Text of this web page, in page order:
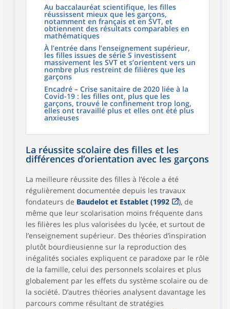
Au baccalauréat scientifique, les filles
réussissent mieux que les garçons,
notamment en français et en SVT, et
obtiennent des résultats comparables en
mathématiques
À l’entrée dans l’enseignement supérieur,
les filles issues de série S investissent
massivement les SVT et s’orientent vers un
nombre plus restreint de filières que les
garçons
Encadré – Crise sanitaire de 2020 liée à la
Covid-19 : les filles ont, plus que les
garçons, trouvé le confinement trop long,
elles ont travaillé plus et elles ont été plus
anxieuses
La réussite scolaire des filles et les
différences d’orientation avec les garçons
La meilleure réussite des filles à l’école a été
régulièrement documentée depuis les travaux
fondateurs de Baudelot et Establet (1992
), de
même que leur scolarisation moins fréquente dans
les filières les plus valorisées du lycée, et surtout de
l’enseignement supérieur. Des théories d’inspiration
plutôt bourdieusienne sur la reproduction des
inégalités sociales expliquent ce paradoxe par le rôle
de la famille, celui des personnels scolaires et plus
globalement par les effets du système scolaire ou de
la société. D’autres théories analysent davantage les
parcours comme résultant de stratégies